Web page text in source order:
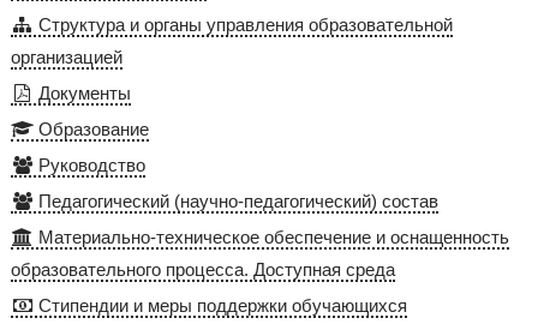
Структура и органы управления образовательной
организацией
Документы
Образование
Руководство
Педагогический (научно-педагогический) состав
Материально-техническое обеспечение и оснащенность
образовательного процесса. Доступная среда
Стипендии и меры поддержки обучающихся